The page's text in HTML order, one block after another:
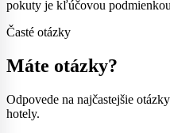
pokuty je kľúčovou
Časté otázky
Máte otázky?
Odpovede na najčastejšie
hotely.